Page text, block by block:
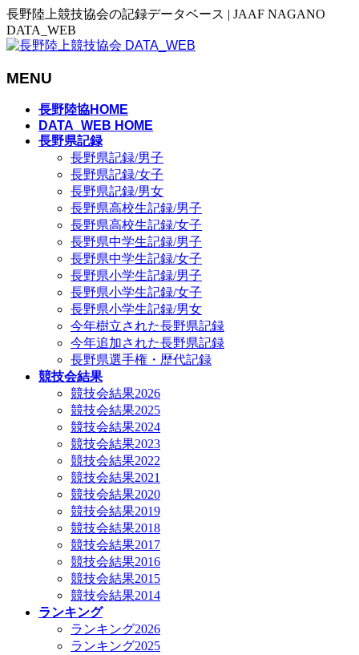
長野陸上競技協会の記録データベース | JAAF NAGANO
DATA_WEB
MENU
長野陸協HOME
DATA_WEB HOME
長野県記録
長野県記録/男子
長野県記録/女子
長野県記録/男女
長野県高校生記録/男子
長野県高校生記録/女子
長野県中学生記録/男子
長野県中学生記録/女子
長野県小学生記録/男子
長野県小学生記録/女子
長野県小学生記録/男女
今年樹立された長野県記録
今年追加された長野県記録
長野県選手権・歴代記録
競技会結果
競技会結果2026
競技会結果2025
競技会結果2024
競技会結果2023
競技会結果2022
競技会結果2021
競技会結果2020
競技会結果2019
競技会結果2018
競技会結果2017
競技会結果2016
競技会結果2015
競技会結果2014
ランキング
ランキング2026
ランキング2025